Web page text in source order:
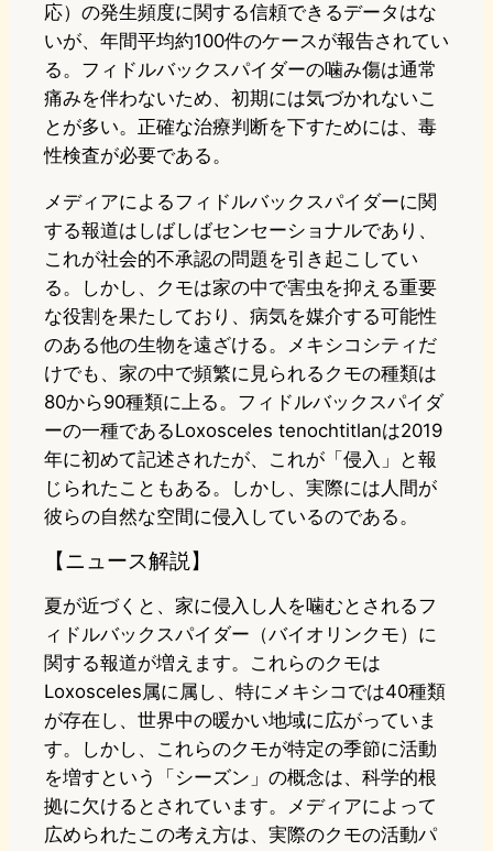
応）の発生頻度に関する信頼できるデータはな
いが、年間平均約100件のケースが報告されてい
る。フィドルバックスパイダーの噛み傷は通常
痛みを伴わないため、初期には気づかれないこ
とが多い。正確な治療判断を下すためには、毒
性検査が必要である。
メディアによるフィドルバックスパイダーに関
する報道はしばしばセンセーショナルであり、
これが社会的不承認の問題を引き起こしてい
る。しかし、クモは家の中で害虫を抑える重要
な役割を果たしており、病気を媒介する可能性
のある他の生物を遠ざける。メキシコシティだ
けでも、家の中で頻繁に見られるクモの種類は
80から90種類に上る。フィドルバックスパイダ
ーの一種であるLoxosceles tenochtitlanは2019
年に初めて記述されたが、これが「侵入」と報
じられたこともある。しかし、実際には人間が
彼らの自然な空間に侵入しているのである。
【ニュース解説】
夏が近づくと、家に侵入し人を噛むとされるフ
ィドルバックスパイダー（バイオリンクモ）に
関する報道が増えます。これらのクモは
Loxosceles属に属し、特にメキシコでは40種類
が存在し、世界中の暖かい地域に広がっていま
す。しかし、これらのクモが特定の季節に活動
を増すという「シーズン」の概念は、科学的根
拠に欠けるとされています。メディアによって
広められたこの考え方は、実際のクモの活動パ